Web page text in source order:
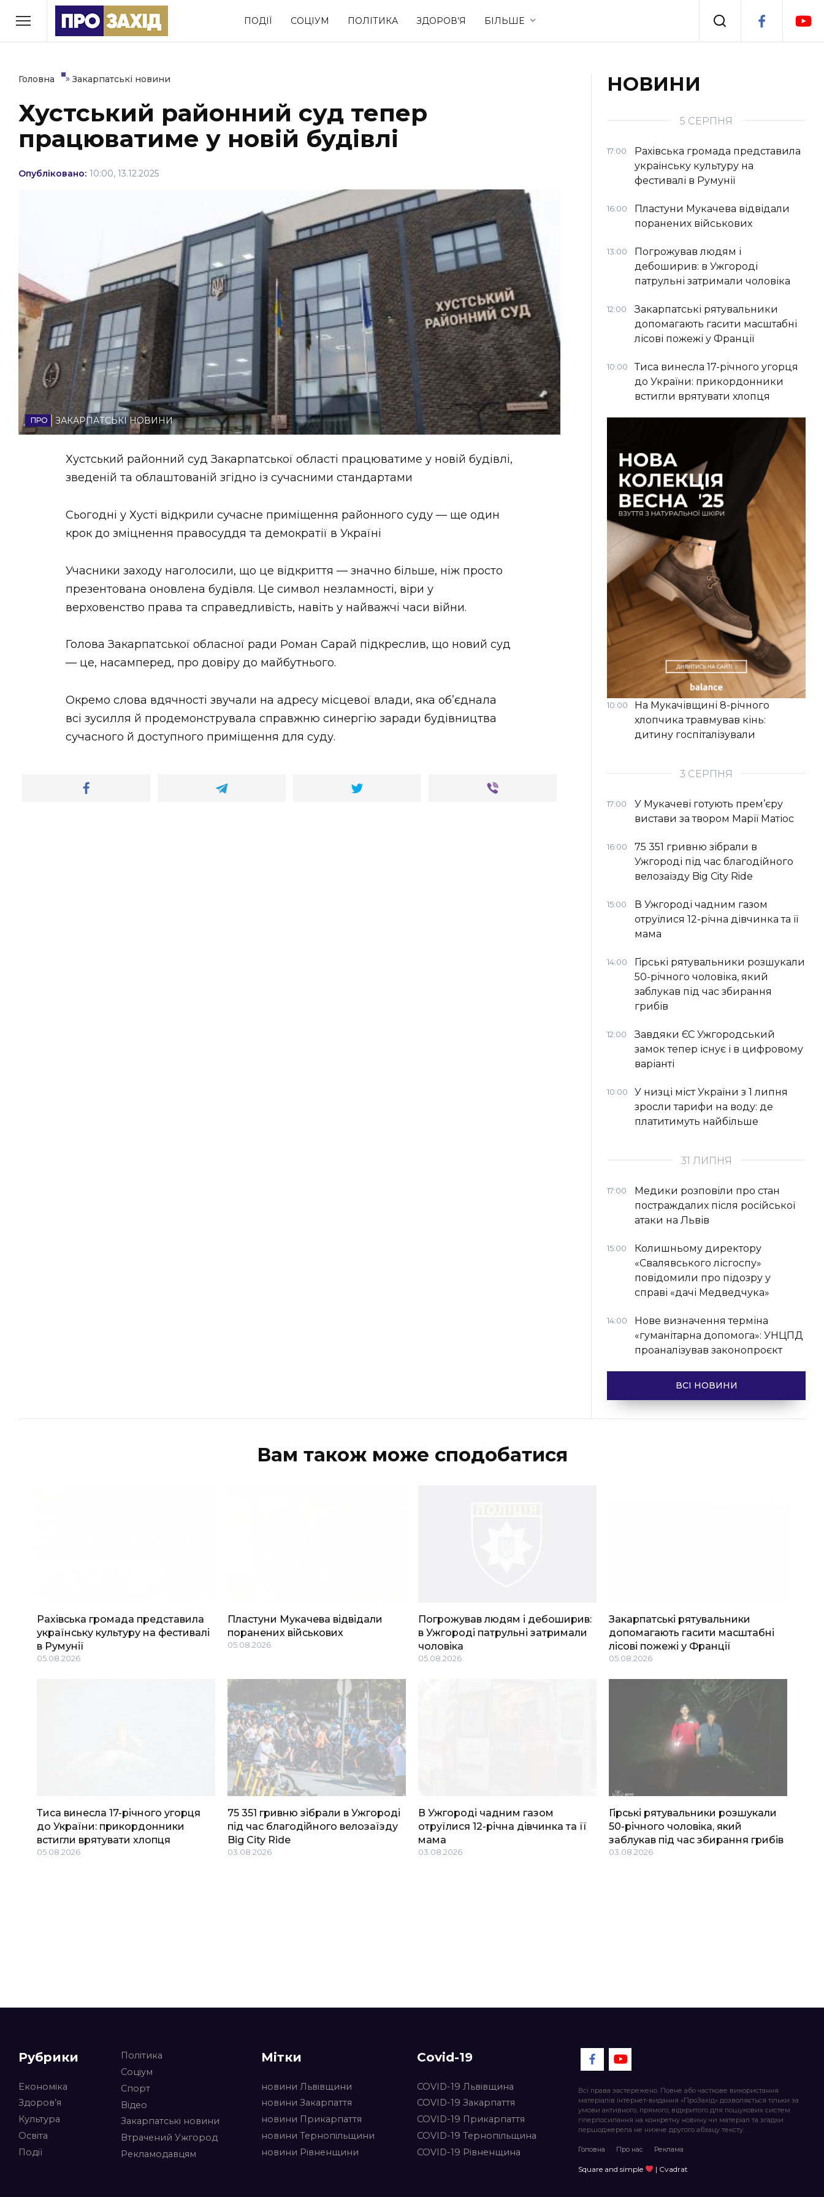
ПОДІЇ СОЦІУМ ПОЛІТИКА ЗДОРОВ’Я БІЛЬШЕ
РУБРИКИ
Економіка Події
Політика Соціум Спорт
Втрачений Ужгород
(відеоверсія)
ЗАКАРПАТСЬКІ НОВИНИ
НОВИНИ ЗАХІДНОЇ УКРАЇНИ
ФОТО
ВІДЕО
Головна » Закарпатські новини
Хустський районний суд тепер
працюватиме у новій будівлі
Опубліковано: 10:00, 13.12.2025
ЗАКАРПАТСЬКІ НОВИНИ
Хустський районний суд Закарпатської області працюватиме у новій будівлі,
зведеній та облаштованій згідно із сучасними стандартами
Сьогодні у Хусті відкрили сучасне приміщення районного суду — ще один
крок до зміцнення правосуддя та демократії в Україні
Учасники заходу наголосили, що це відкриття — значно більше, ніж просто
презентована оновлена будівля. Це символ незламності, віри у
верховенство права та справедливість, навіть у найважчі часи війни.
Голова Закарпатської обласної ради Роман Сарай підкреслив, що новий суд
— це, насамперед, про довіру до майбутнього.
Окремо слова вдячності звучали на адресу місцевої влади, яка об’єднала
всі зусилля й продемонструвала справжню синергію заради будівництва
сучасного й доступного приміщення для суду.
НОВИНИ
5 СЕРПНЯ
17:00
Рахівська громада представила
українську культуру на
фестивалі в Румунії
16:00
Пластуни Мукачева відвідали
поранених військових
13:00
Погрожував людям і
дебоширив: в Ужгороді
патрульні затримали чоловіка
12:00
Закарпатські рятувальники
допомагають гасити масштабні
лісові пожежі у Франції
10:00
Тиса винесла 17-річного угорця
до України: прикордонники
встигли врятувати хлопця
10:00
На Мукачівщині 8-річного
хлопчика травмував кінь:
дитину госпіталізували
3 СЕРПНЯ
17:00
У Мукачеві готують прем’єру
вистави за твором Марії Матіос
16:00
75 351 гривню зібрали в
Ужгороді під час благодійного
велозаїзду Big Сity Ride
15:00
В Ужгороді чадним газом
отруїлися 12-річна дівчинка та її
мама
14:00
Гірські рятувальники розшукали
50-річного чоловіка, який
заблукав під час збирання
грибів
12:00
Завдяки ЄС Ужгородський
замок тепер існує і в цифровому
варіанті
10:00
У низці міст України з 1 липня
зросли тарифи на воду: де
платитимуть найбільше
31 ЛИПНЯ
17:00
Медики розповіли про стан
постраждалих після російської
атаки на Львів
15:00
Колишньому директору
«Свалявського лісгоспу»
повідомили про підозру у
справі «дачі Медведчука»
14:00
Нове визначення терміна
«гуманітарна допомога»: УНЦПД
проаналізував законопроєкт
ВСІ НОВИНИ
Вам також може сподобатися
Рахівська громада представила
українську культуру на фестивалі
в Румунії
05.08.2026
Пластуни Мукачева відвідали
поранених військових
05.08.2026
Погрожував людям і дебоширив:
в Ужгороді патрульні затримали
чоловіка
05.08.2026
Закарпатські рятувальники
допомагають гасити масштабні
лісові пожежі у Франції
05.08.2026
Тиса винесла 17-річного угорця
до України: прикордонники
встигли врятувати хлопця
05.08.2026
75 351 гривню зібрали в Ужгороді
під час благодійного велозаїзду
Big Сity Ride
03.08.2026
В Ужгороді чадним газом
отруїлися 12-річна дівчинка та її
мама
03.08.2026
Гірські рятувальники розшукали
50-річного чоловіка, який
заблукав під час збирання грибів
03.08.2026
Рубрики
Економіка
Здоров’я
Культура
Освіта
Події
Політика
Соціум
Спорт
Відео
Закарпатські новини
Втрачений Ужгород
Рекламодавцям
Мітки
новини Львівщини
новини Закарпаття
новини Прикарпаття
новини Тернопільщини
новини Рівненщини
Covid-19
COVID-19 Львівщина
COVID-19 Закарпаття
COVID-19 Прикарпаття
COVID-19 Тернопільщина
COVID-19 Рівненщина
Всі права застережено. Повне або часткове використання
матеріалів інтернет-видання «ПроЗахід» дозволяється тільки за
умови активного, прямого, відкритого для пошукових систем
гіперпосилання на конкретну новину чи матеріал та згадки
першоджерела не нижче другого абзацу тексту.
Головна Про нас Реклама
Square and simple | Cvadrat